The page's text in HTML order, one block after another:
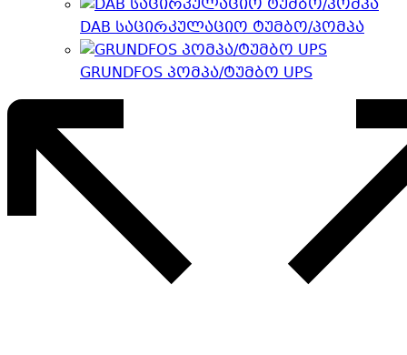
DAB საცირკულაციო ტუმბო/პომპა
GRUNDFOS პომპა/ტუმბო UPS